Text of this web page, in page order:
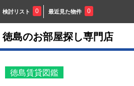
検討リスト 0 最近見た物件 0
徳島のお部屋探し専門店
徳島賃貸図鑑